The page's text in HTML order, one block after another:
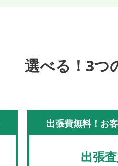
選べる！3つ
出張費無料！お
出張